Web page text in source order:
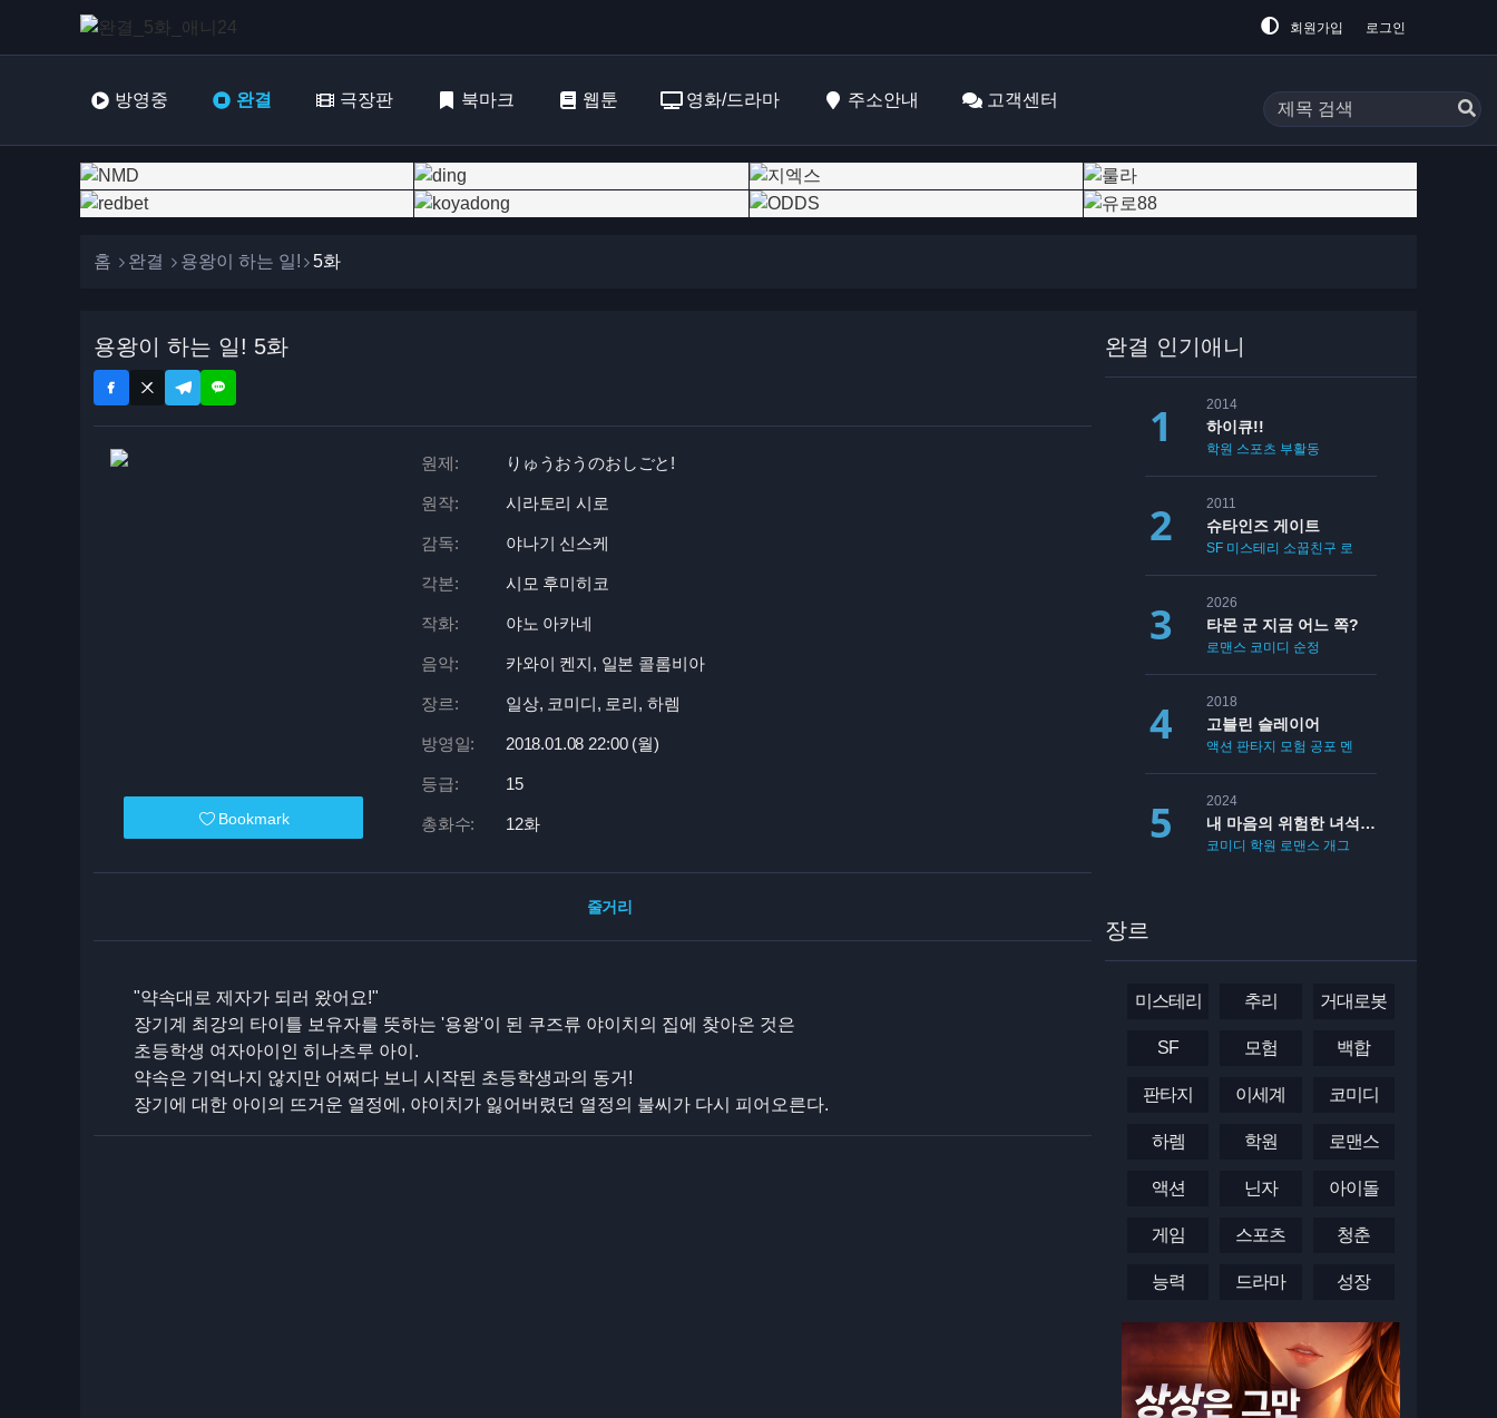
회원가입 로그인
방영중 완결 극장판 북마크 웹툰 영화/드라마 주소안내 고객센터
홈 완결 용왕이 하는 일! 5화
용왕이 하는 일! 5화
Bookmark
원제: りゅうおうのおしごと!
원작: 시라토리 시로
감독: 야나기 신스케
각본: 시모 후미히코
작화: 야노 아카네
음악: 카와이 켄지, 일본 콜롬비아
장르: 일상, 코미디, 로리, 하렘
방영일: 2018.01.08 22:00 (월)
등급: 15
총화수: 12화
줄거리
"약속대로 제자가 되러 왔어요!"
장기계 최강의 타이틀 보유자를 뜻하는 '용왕'이 된 쿠즈류 야이치의 집에 찾아온 것은
초등학생 여자아이인 히나츠루 아이.
약속은 기억나지 않지만 어쩌다 보니 시작된 초등학생과의 동거!
장기에 대한 아이의 뜨거운 열정에, 야이치가 잃어버렸던 열정의 불씨가 다시 피어오른다.
완결 인기애니
2014
하이큐!!
학원 스포츠 부활동
2011
슈타인즈 게이트
SF 미스테리 소꿉친구 로맨스
2026
타몬 군 지금 어느 쪽?
로맨스 코미디 순정
2018
고블린 슬레이어
액션 판타지 모험 공포 멘붕
2024
내 마음의 위험한 녀석 2기
코미디 학원 로맨스 개그
장르
미스테리 추리 거대로봇
SF 모험 백합
판타지 이세계 코미디
하렘 학원 로맨스
액션 닌자 아이돌
게임 스포츠 청춘
능력 드라마 성장